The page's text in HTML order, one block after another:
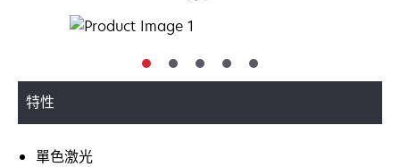
特性
單色激光